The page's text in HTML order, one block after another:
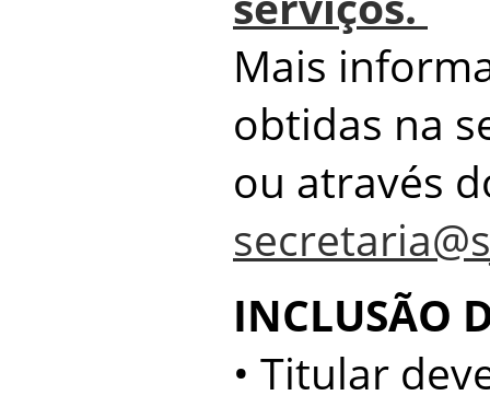
Mais
obtidas na
ou através
INCLUSÃO
• Titular